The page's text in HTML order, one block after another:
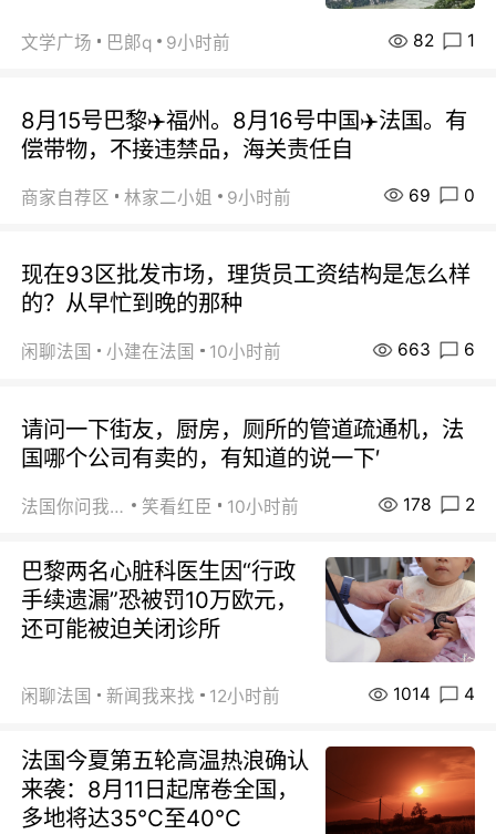
文学广场 巴郞q 9小时前 82 1
8月15号巴黎✈️福州。8月16号中国✈️法国。有
偿带物，不接违禁品，海关责任自
商家自荐区 林家二小姐 9小时前 69 0
现在93区批发市场，理货员工资结构是怎么样
的？从早忙到晚的那种
闲聊法国 小建在法国 10小时前 663 6
请问一下街友，厨房，厕所的管道疏通机，法
国哪个公司有卖的，有知道的说一下′
法国你问我答 笑看红臣 10小时前 178 2
巴黎两名心脏科医生因“行政
手续遗漏”恐被罚10万欧元，
还可能被迫关闭诊所
闲聊法国 新闻我来找 12小时前 1014 4
法国今夏第五轮高温热浪确认
来袭：8月11日起席卷全国，
多地将达35℃至40℃